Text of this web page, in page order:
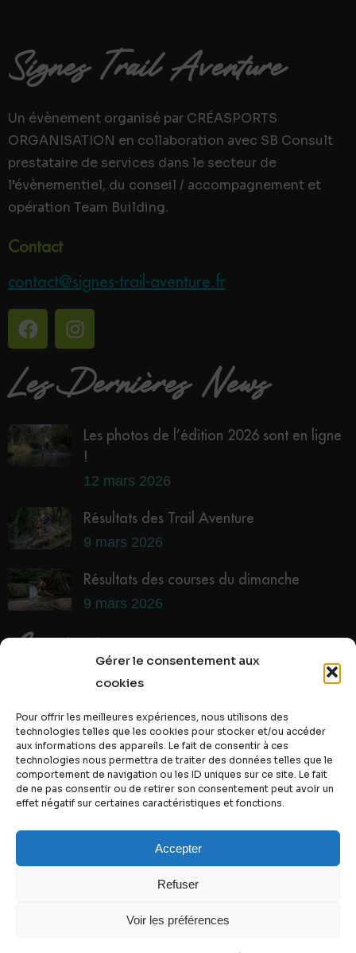
Gérer le consentement aux
cookies
Pour offrir les meilleures expériences, nous utilisons des
technologies telles que les cookies pour stocker et/ou accéder
aux informations des appareils. Le fait de consentir à ces
technologies nous permettra de traiter des données telles que le
comportement de navigation ou les ID uniques sur ce site. Le fait
de ne pas consentir ou de retirer son consentement peut avoir un
effet négatif sur certaines caractéristiques et fonctions.
Accepter
Refuser
Voir les préférences
Signes Trail Aventure
Un évènement organisé par CRÉASPORTS
ORGANISATION en collaboration avec SB Consult
prestataire de services dans le secteur de
l’évènementiel, du conseil / accompagnement et
opération Team Building.
Contact
contact@signes-trail-aventure.fr
Les Dernières News
Les photos de l’édition 2026 sont en ligne
!
12 mars 2026
Résultats des Trail Aventure
9 mars 2026
Résultats des courses du dimanche
9 mars 2026
Contact
J'AUTORISE LE SITE À ENREGISTRER MES DONNÉES PERSONNELLES SELON
LA POLITIQUE DE CONFIDENTIALITÉ